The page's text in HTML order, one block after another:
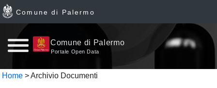
Home
Comune di Palermo
Comune di Palermo
Portale Open Data
Home > Archivio Documenti